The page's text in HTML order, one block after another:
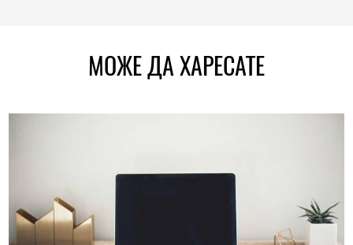
МОЖЕ ДА ХАРЕСАТЕ